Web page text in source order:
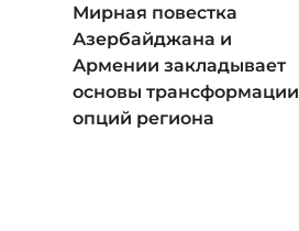
Мирная повестка
Азербайджана и
Армении закладывает
основы трансформации
опций региона